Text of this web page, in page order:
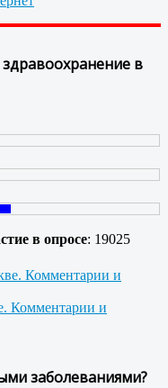
в
в опросе: 19025
Комментарии и
заболеваниями?